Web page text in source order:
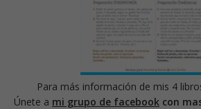
Para más información de mis 4
Únete a mi grupo de facebook con